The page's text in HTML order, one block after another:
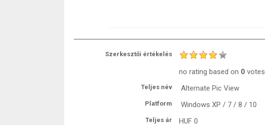
Szerkesztői értékelés
no rating based on 0 votes
Teljes név Alternate Pic View
Platform Windows XP / 7 / 8 / 10
Teljes ár HUF 0